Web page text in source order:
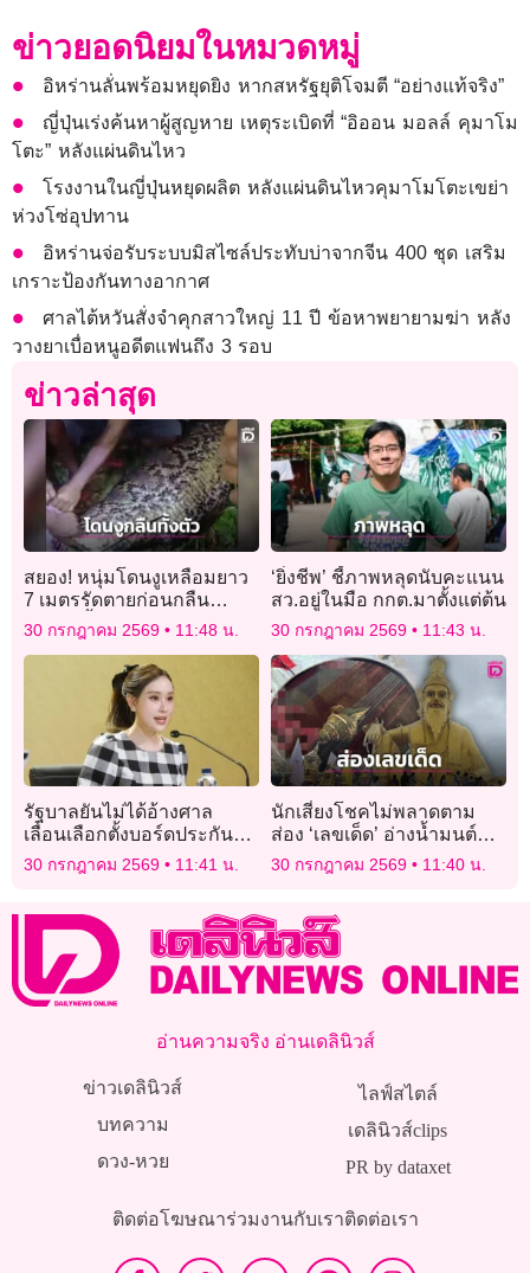
ข่าวยอดนิยมในหมวดหมู่
อิหร่านลั่นพร้อมหยุดยิง หากสหรัฐยุติโจมตี “อย่างแท้จริง”
ญี่ปุ่นเร่งค้นหาผู้สูญหาย เหตุระเบิดที่ “อิออน มอลล์ คุมาโม
โตะ” หลังแผ่นดินไหว
โรงงานในญี่ปุ่นหยุดผลิต หลังแผ่นดินไหวคุมาโมโตะเขย่า
ห่วงโซ่อุปทาน
อิหร่านจ่อรับระบบมิสไซล์ประทับบ่าจากจีน 400 ชุด เสริม
เกราะป้องกันทางอากาศ
ศาลไต้หวันสั่งจำคุกสาวใหญ่ 11 ปี ข้อหาพยายามฆ่า หลัง
วางยาเบื่อหนูอดีตแฟนถึง 3 รอบ
ข่าวล่าสุด
สยอง! หนุ่มโดนงูเหลือมยาว
7 เมตรรัดตายก่อนกลืน
ลงท้องทั้งตัว
30 กรกฎาคม 2569 11:48 น.
‘ยิ่งชีพ’ ชี้ภาพหลุดนับคะแนน
สว.อยู่ในมือ กกต.มาตั้งแต่ต้น
30 กรกฎาคม 2569 11:43 น.
รัฐบาลยันไม่ได้อ้างศาล
เลื่อนเลือกตั้งบอร์ดประกัน
สังคม
30 กรกฎาคม 2569 11:41 น.
นักเสี่ยงโชคไม่พลาดตาม
ส่อง ‘เลขเด็ด’ อ่างน้ำมนต์
ฤาษีเณร พระนครศรีอยุธยา
30 กรกฎาคม 2569 11:40 น.
อ่านความจริง อ่านเดลินิวส์
ข่าวเดลินิวส์
บทความ
ดวง-หวย
ไลฟ์สไตล์
เดลินิวส์clips
PR by dataxet
ติดต่อโฆษณาร่วมงานกับเราติดต่อเรา